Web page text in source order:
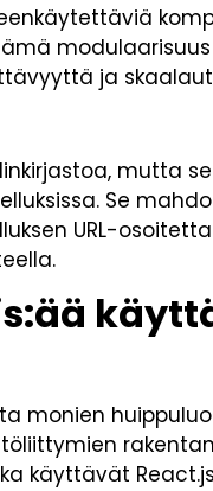
ja
mutta
Se
URL-
monien
käyttävät